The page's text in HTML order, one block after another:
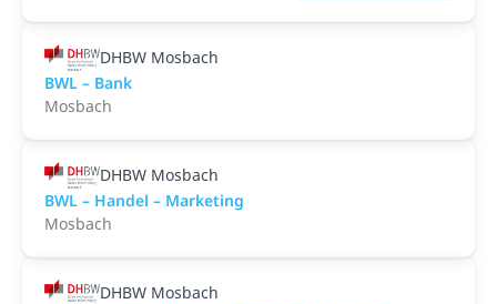
DHBW Mosbach
BWL – Bank
Mosbach
DHBW Mosbach
BWL – Handel – Marketing
Mosbach
DHBW Mosbach